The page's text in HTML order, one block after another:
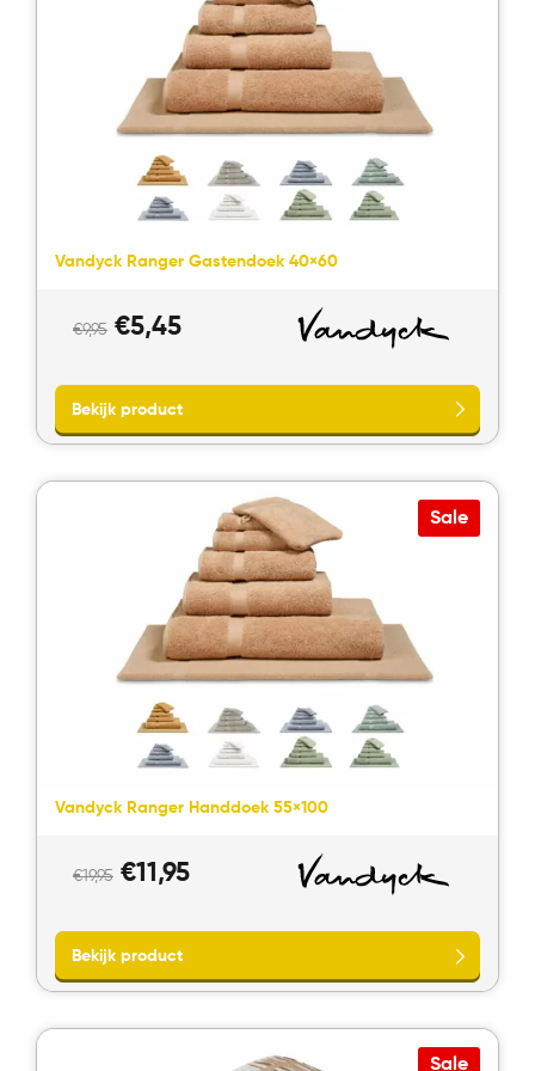
Bekijk product
Vandyck Ranger Gastendoek 40×60
€9,95 Oorspronkelijke
was:
€9,95.
€5,45Huidige
is:
€5,45.
Bekijk product
Sale
Vandyck Ranger Handdoek 55×100
€19,95 Oorspronkelijke
was:
€19,95.
€11,95Huidige
is:
Sale